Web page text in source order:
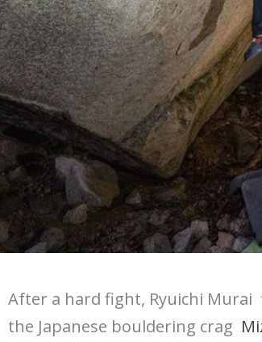
After a hard fight, Ryuichi Murai
the Japanese bouldering crag